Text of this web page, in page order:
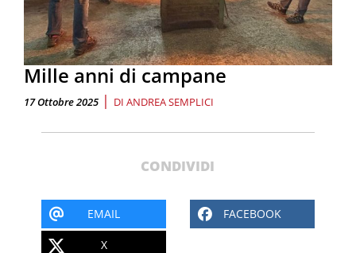
Mille anni di campane
17 Ottobre 2025 | DI ANDREA SEMPLICI
CONDIVIDI
EMAIL FACEBOOK
X